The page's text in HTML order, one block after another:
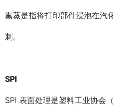
熏蒸是指将打印部件浸泡在汽
刺。
SPI
SPI 表面处理是塑料工业协会